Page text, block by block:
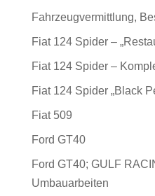
Fahrzeugvermittlung,
Fiat 124 Spider –
Fiat 124 Spider –
Fiat 124 Spider „Black
Fiat 509
Ford GT40
Ford GT40; GULF
Umbauarbeiten